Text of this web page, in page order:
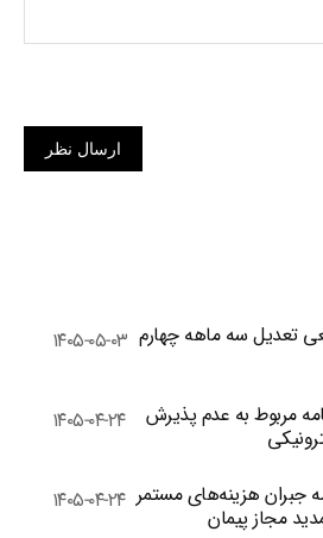
ارسال نظر
تعدیل سه ماهه چهارم ۱۴۰۵-۰۵-۰۳
مربوط به عدم پذیرش
۱۴۰۵-۰۴-۲۴
جبران هزینه‌های مستمر
مجاز پیمان
۱۴۰۵-۰۴-۲۴